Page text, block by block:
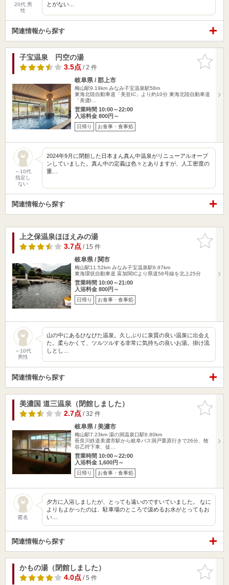
20代 男
性
とがない…
関連情報から探す
お気に入
りに追加
子宝温泉 円空の湯
3.5点/ 2 件
岐阜県 / 郡上市
梅山駅9.19km みなみ子宝温泉駅58m
東海北陸自動車道「美並IC」より約10分 東海北陸自動車道
「美濃I…
営業時間 10:00～22:00
入浴料金 800円～
日帰り お食事・食事処
～10代
指定し
ない
2024年9月に閉館した日本まん真ん中温泉がリニューアルオープ
ンしていました。真ん中の定義は色々とありますが、人工密度の
重…
関連情報から探す
お気に入
りに追加
上之保温泉ほほえみの湯
3.7点/ 15 件
岐阜県 / 関市
梅山駅11.52km みなみ子宝温泉駅6.87km
東海環状自動車道 富加関ICより県道58号線を北上25分
営業時間 10:00～21:00
入浴料金 800円～
日帰り お食事・食事処
～10代
男性
山の中にあるひなびた温泉。久しぶりに泉質の良い温泉に出会え
た。柔らかくて、ツルツルする非常に気持ちの良いお湯。掛け流
しとし…
関連情報から探す
お気に入
りに追加
美濃国 道三温泉（閉館しました）
2.7点/ 32 件
岐阜県 / 美濃市
梅山駅7.23km 湯の洞温泉口駅6.80km
長良川鉄道美濃市駅から岐阜バス洞戸栗原行きで26分、牧
谷乙狩下車、徒…
営業時間 10:00～22:00
入浴料金 1,600円～
日帰り お食事・食事処
匿名
夕方に入浴しましたが、とっても遠いのですいていました。 なに
よりもよかったのは、駐車場のところで汲めるお水がとってもお
い…
関連情報から探す
お気に入
りに追加
かもの湯（閉館しました）
4.0点/ 5 件